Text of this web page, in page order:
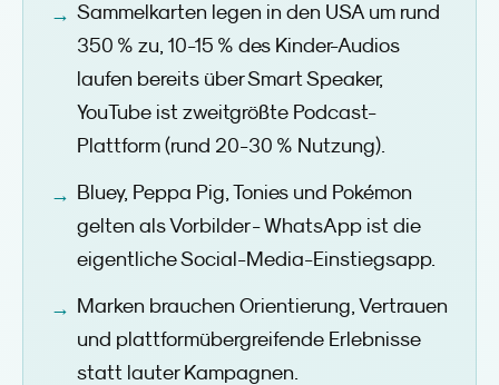
Sammelkarten legen in den USA um rund
350 % zu, 10-15 % des Kinder-Audios
laufen bereits über Smart Speaker,
YouTube ist zweitgrößte Podcast-
Plattform (rund 20-30 % Nutzung).
Bluey, Peppa Pig, Tonies und Pokémon
gelten als Vorbilder - WhatsApp ist die
eigentliche Social-Media-Einstiegsapp.
Marken brauchen Orientierung, Vertrauen
und plattformübergreifende Erlebnisse
statt lauter Kampagnen.